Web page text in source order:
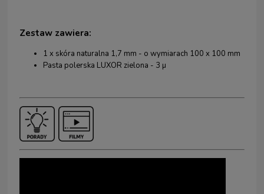
Zestaw zawiera:
1 x skóra naturalna 1,7 mm - o wymiarach 100 x 100 mm
Pasta polerska LUXOR zielona - 3 µ